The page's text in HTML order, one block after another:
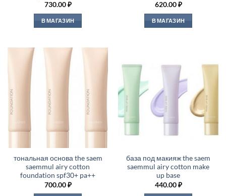
730.00₽
В МАГАЗИН
620.00₽
В МАГАЗИН
тональная основа the saem
saemmul airy cotton
foundation spf30+ pa++
700.00₽
база под макияж the saem
saemmul airy cotton make
up base
440.00₽